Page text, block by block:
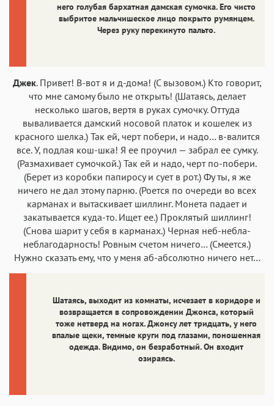
него голубая бархатная дамская сумочка. Его чисто
выбритое мальчишеское лицо покрыто румянцем.
Через руку перекинуто пальто.
Джек. Привет! В-вот я и д-дома! (С вызовом.) Кто говорит,
что мне самому было не открыть! (Шатаясь, делает
несколько шагов, вертя в руках сумочку. Оттуда
вываливается дамский носовой платок и кошелек из
красного шелка.) Так ей, черт побери, и надо… в-валится
все. У, подлая кош-шка! Я ее проучил — забрал ее сумку.
(Размахивает сумочкой.) Так ей и надо, черт по-побери.
(Берет из коробки папиросу и сует в рот.) Фу ты, я же
ничего не дал этому парню. (Роется по очереди во всех
карманах и вытаскивает шиллинг. Монета падает и
закатывается куда-то. Ищет ее.) Проклятый шиллинг!
(Снова шарит у себя в карманах.) Черная неб-небла-
неблагодарность! Ровным счетом ничего… (Смеется.)
Нужно сказать ему, что у меня аб-абсолютно ничего нет…
Шатаясь, выходит из комнаты, исчезает в коридоре и
возвращается в сопровождении Джонса, который
тоже нетверд на ногах. Джонсу лет тридцать, у него
впалые щеки, темные круги под глазами, поношенная
одежда. Видимо, он безработный. Он входит
озираясь.